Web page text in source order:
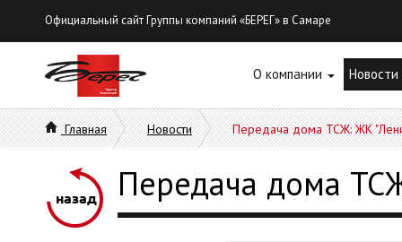
Официальный сайт Группы компаний «БЕРЕГ» в Самаре
О компании Новости
Главная Новости Передача дома ТСЖ: ЖК
назад Передача дома